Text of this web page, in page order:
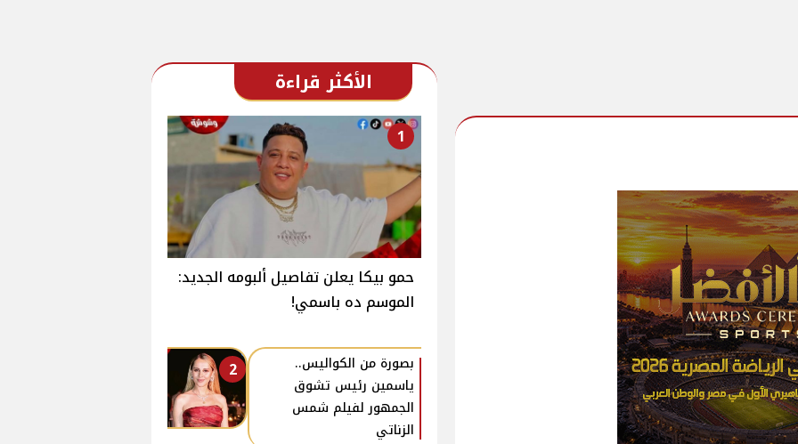
الأكثر قراءة
1
حمو بيكا يعلن تفاصيل ألبومه الجديد:
الموسم ده باسمي!
2
بصورة من الكواليس..
ياسمين رئيس تشوق
الجمهور لفيلم شمس
الزناتي